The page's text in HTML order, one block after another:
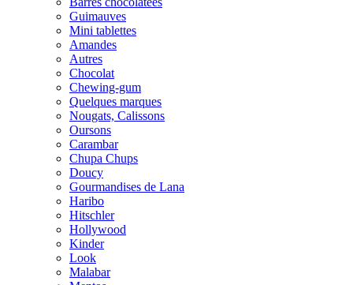
Guimauves
Mini tablettes
Amandes
Autres
Chocolat
Chewing-gum
Quelques marques
Nougats, Calissons
Oursons
Carambar
Chupa Chups
Doucy
Gourmandises de Lana
Haribo
Hitschler
Hollywood
Kinder
Look
Malabar